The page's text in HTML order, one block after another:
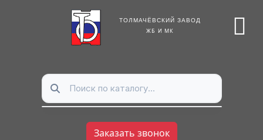
ТОЛМАЧЁВСКИЙ ЗАВОД
ЖБ И МК
Заказать звонок